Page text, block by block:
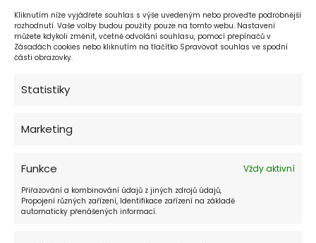
Kliknutím níže vyjádřete souhlas s výše uvedeným nebo proveďte podrobnější
rozhodnutí. Vaše volby budou použity pouze na tomto webu. Nastavení
můžete kdykoli změnit, včetně odvolání souhlasu, pomocí přepínačů v
Zásadách cookies nebo kliknutím na tlačítko Spravovat souhlas ve spodní
části obrazovky.
Statistiky
Marketing
Funkce Vždy aktivní
Přiřazování a kombinování údajů z jiných zdrojů údajů,
Propojení různých zařízení, Identifikace zařízení na základě
automaticky přenášených informací.
denně 10:00 - 22:00